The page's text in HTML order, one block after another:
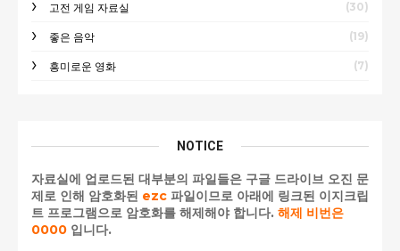
고전 게임 자료실 (30)
좋은 음악 (19)
흥미로운 영화 (7)
NOTICE
자료실에 업로드된 대부분의 파일들은 구글 드라이브 오진 문
제로 인해 암호화된 ezc 파일이므로 아래에 링크된 이지크립
트 프로그램으로 암호화를 해제해야 합니다. 해제 비번은
0000 입니다.